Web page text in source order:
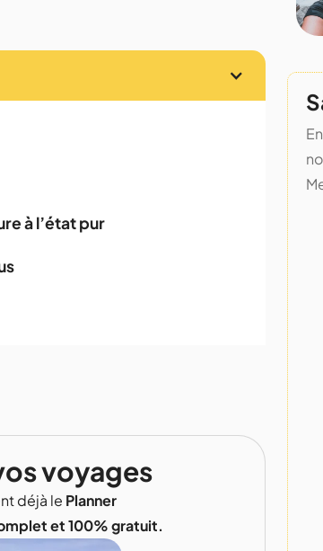
à l’état pur
voyages
déjà le Planner
et 100% gratuit.